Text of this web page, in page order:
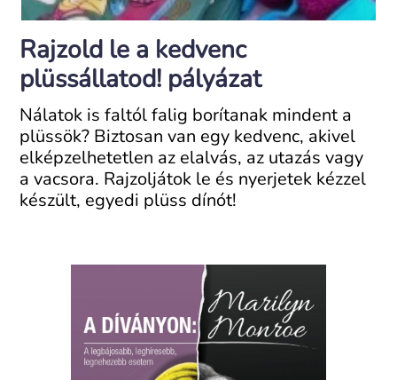
Rajzold le a kedvenc
plüssállatod! pályázat
Nálatok is faltól falig borítanak mindent a
plüssök? Biztosan van egy kedvenc, akivel
elképzelhetetlen az elalvás, az utazás vagy
a vacsora. Rajzoljátok le és nyerjetek kézzel
készült, egyedi plüss dínót!